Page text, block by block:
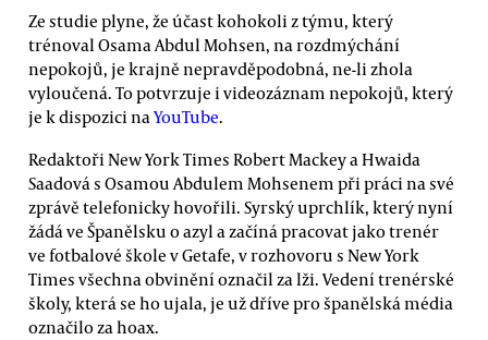
Ze studie plyne, že účast kohokoli z týmu, který
trénoval Osama Abdul Mohsen, na rozdmýchání
nepokojů, je krajně nepravděpodobná, ne-li zhola
vyloučená. To potvrzuje i videozáznam nepokojů, který
je k dispozici na YouTube.
Redaktoři New York Times Robert Mackey a Hwaida
Saadová s Osamou Abdulem Mohsenem při práci na své
zprávě telefonicky hovořili. Syrský uprchlík, který nyní
žádá ve Španělsku o azyl a začíná pracovat jako trenér
ve fotbalové škole v Getafe, v rozhovoru s New York
Times všechna obvinění označil za lži. Vedení trenérské
školy, která se ho ujala, je už dříve pro španělská média
označilo za hoax.